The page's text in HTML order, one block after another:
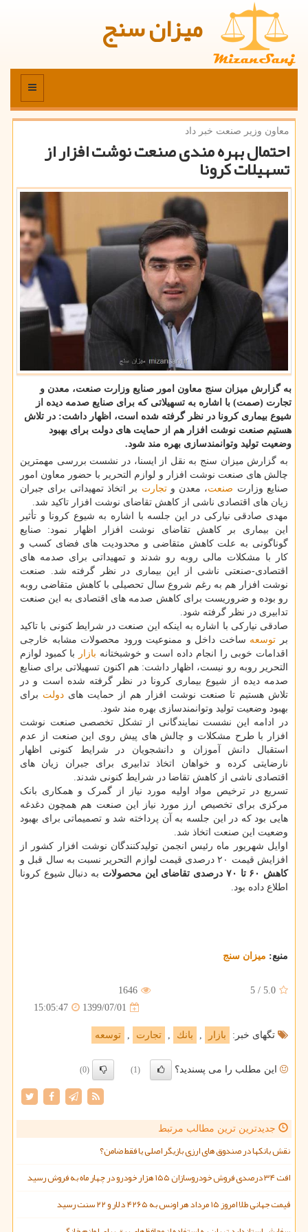
میزان سنج
منو
معاون وزیر صنعت خبر داد
احتمال بهره مندی صنعت نوشت افزار از
تسهیلات كرونا
به گزارش میزان سنج معاون امور صنایع وزارت صنعت، معدن و
تجارت (صمت) با اشاره به تسهیلاتی كه برای صنایع صدمه دیده از
شیوع بیماری كرونا در نظر گرفته شده است، اظهار داشت: در تلاش
هستیم صنعت نوشت افزار هم از حمایت های دولت برای بهبود
وضعیت تولید وتوانمندسازی بهره مند شود.
به گزارش میزان سنج به نقل از ایسنا، در نشست بررسی مهمترین
چالش های صنعت نوشت افزار و لوازم التحریر با حضور معاون امور
صنایع وزارت صنعت، معدن وتجارت بر اتخاذ تمهیداتی برای جبران
زیان های اقتصادی ناشی از کاهش تقاضای نوشت افزار تاکید شد.
مهدی صادقی نیارکی در این جلسه با اشاره به شیوع کرونا و تأثیر
این بیماری بر کاهش تقاضای نوشت افزار اظهار نمود: صنایع
گوناگونی به علت کاهش متقاضی و محدودیت های فضای کسب و
کار با مشکلات مالی روبه رو شدند و تمهیداتی برای صدمه های
اقتصادی-صنعتی ناشی از این بیماری در نظر گرفته شد. صنعت
نوشت افزار هم به رغم شروع سال تحصیلی با کاهش متقاضی روبه
رو بوده و ضروریست برای کاهش صدمه های اقتصادی به این صنعت
تدابیری در نظر گرفته شود.
صادقی نیارکی با اشاره به اینکه این صنعت در شرایط کنونی با تاکید
بر توسعه ساخت داخل و ممنوعیت ورود محصولات مشابه خارجی
اقدامات خوبی را انجام داده است و خوشبختانه بازار
با کمبود لوازم
التحریر روبه رو نیست، اظهار داشت: هم اکنون تسهیلاتی برای صنایع
صدمه دیده از شیوع بیماری کرونا در نظر گرفته شده است و در
تلاش هستیم تا صنعت نوشت افزار هم از حمایت های دولت برای
بهبود وضعیت تولید وتوانمندسازی بهره مند شود.
در ادامه این نشست نمایندگانی از تشکل تخصصی صنعت نوشت
افزار با طرح مشکلات و چالش های پیش روی این صنعت از عدم
استقبال دانش آموزان و دانشجویان در شرایط کنونی اظهار
نارضایتی کرده و خواهان اتخاذ تدابیری برای جبران زیان های
اقتصادی ناشی از کاهش تقاضا در شرایط کنونی شدند.
تسریع در ترخیص مواد اولیه مورد نیاز از گمرک و همکاری بانک
مرکزی برای تخصیص ارز مورد نیاز این صنعت هم همچون دغدغه
هایی بود که در این جلسه به آن پرداخته شد و تصمیماتی برای بهبود
وضعیت این صنعت اتخاذ شد.
اوایل شهریور ماه رئیس انجمن تولیدکنندگان نوشت افزار کشور از
افزایش قیمت ۲۰ درصدی قیمت لوازم التحریر نسبت به سال قبل و
کاهش ۶۰ تا ۷۰ درصدی تقاضای این محصولات
به دنبال شیوع کرونا
اطلاع داده بود.
منبع: میزان سنج
5.0
/
5
1646
1399/07/01
15:05:47
تگهای خبر: بازار , بانك , تجارت , توسعه
این مطلب را می پسندید؟ (1)
(0)
جدیدترین ترین مطالب مرتبط
نقش بانکها در صندوق های ارزی بازیگر اصلی یا فقط ضامن؟
افت ۳۴ درصدی فروش خودروسازان ۱۵۵ هزار خودرو در چهار ماه به فروش رسید
قیمت جهانی طلا امروز ۱۵ مرداد هر اونس به ۴۲۶۵ دلار و ۲۲ سنت رسید